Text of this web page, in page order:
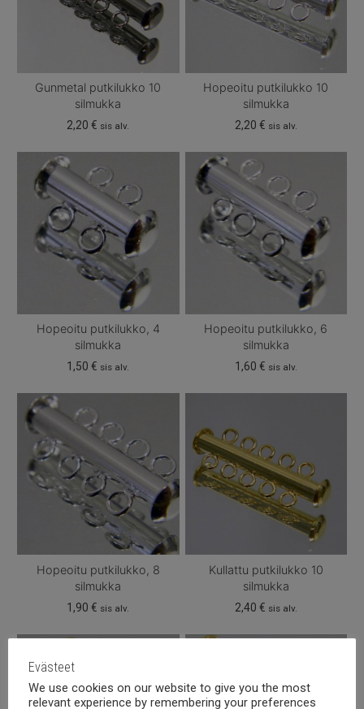
Gunmetal putkilukko 10
silmukka
2,20€ sis alv.
Hopeoitu putkilukko 10
silmukka
2,20 € sis alv.
Hopeoitu putkilukko, 4
silmukka
1,50€ sis alv.
Hopeoitu putkilukko, 6
silmukka
1,60 € sis alv.
Hopeoitu putkilukko, 8
silmukka
1,90€ sis alv.
Kullattu putkilukko 10
silmukka
2,40 € sis alv.
Evästeet
We use cookies on our website to give you the most
relevant experience by remembering your preferences